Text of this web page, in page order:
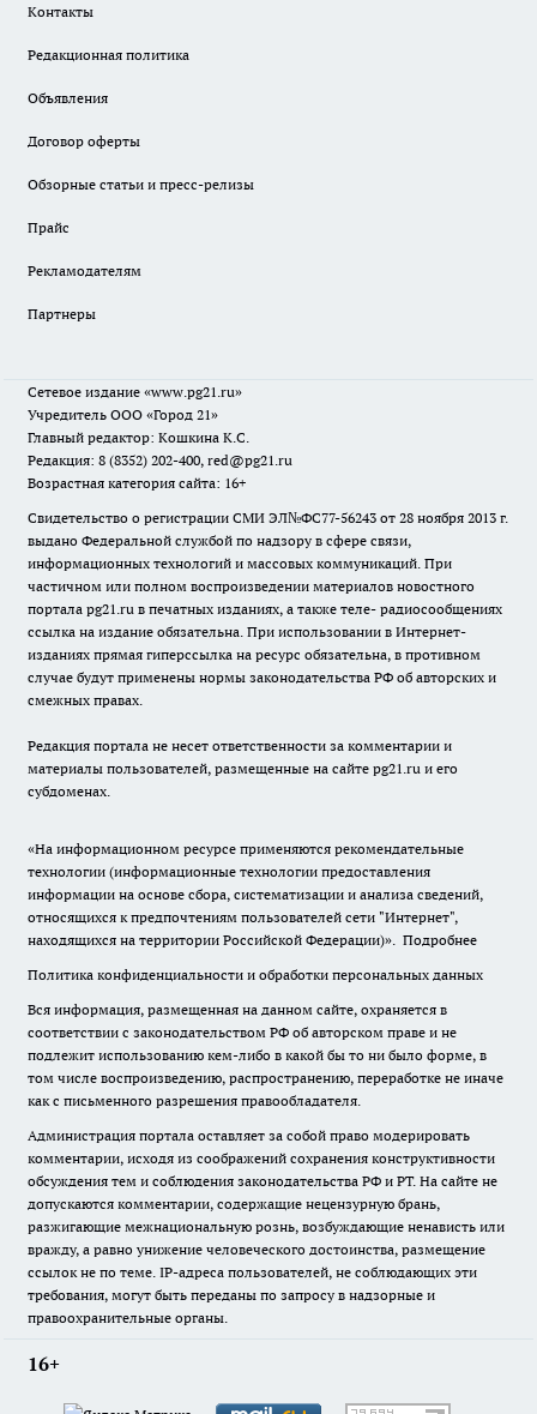
Контакты
Редакционная политика
Объявления
Договор оферты
Обзорные статьи и пресс-релизы
Прайс
Рекламодателям
Партнеры
Сетевое издание «www.pg21.ru»
Учредитель ООО «Город 21»
Главный редактор: Кошкина К.С.
Редакция: 8 (8352) 202-400, red@pg21.ru
Возрастная категория сайта: 16+
Свидетельство о регистрации СМИ ЭЛ№ФС77-56243 от 28 ноября 2013 г.
выдано Федеральной службой по надзору в сфере связи,
информационных технологий и массовых коммуникаций. При
частичном или полном воспроизведении материалов новостного
портала pg21.ru в печатных изданиях, а также теле- радиосообщениях
ссылка на издание обязательна. При использовании в Интернет-
изданиях прямая гиперссылка на ресурс обязательна, в противном
случае будут применены нормы законодательства РФ об авторских и
смежных правах.
Редакция портала не несет ответственности за комментарии и
материалы пользователей, размещенные на сайте pg21.ru и его
субдоменах.
«На информационном ресурсе применяются рекомендательные
технологии (информационные технологии предоставления
информации на основе сбора, систематизации и анализа сведений,
относящихся к предпочтениям пользователей сети "Интернет",
находящихся на территории Российской Федерации)». Подробнее
Политика конфиденциальности и обработки персональных данных
Вся информация, размещенная на данном сайте, охраняется в
соответствии с законодательством РФ об авторском праве и не
подлежит использованию кем-либо в какой бы то ни было форме, в
том числе воспроизведению, распространению, переработке не иначе
как с письменного разрешения правообладателя.
Администрация портала оставляет за собой право модерировать
комментарии, исходя из соображений сохранения конструктивности
обсуждения тем и соблюдения законодательства РФ и РТ. На сайте не
допускаются комментарии, содержащие нецензурную брань,
разжигающие межнациональную рознь, возбуждающие ненависть или
вражду, а равно унижение человеческого достоинства, размещение
ссылок не по теме. IP-адреса пользователей, не соблюдающих эти
требования, могут быть переданы по запросу в надзорные и
правоохранительные органы.
16+